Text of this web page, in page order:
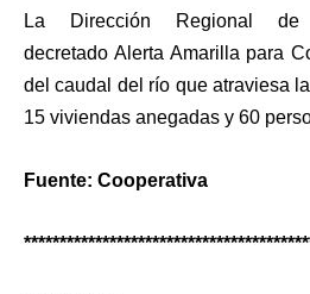
La Dirección Regional
decretadoAlerta Amarilla para
del caudal del río que atraviesa
15 viviendas anegadas y 60
Fuente: Cooperativa